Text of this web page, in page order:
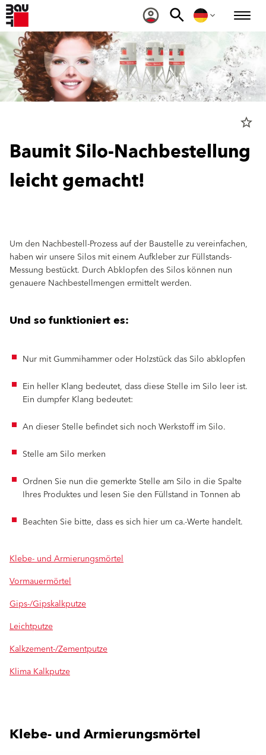
star_border
Baumit Silo-Nachbestellung
leicht gemacht!
Um den Nachbestell-Prozess auf der Baustelle zu vereinfachen,
haben wir unsere Silos mit einem Aufkleber zur Füllstands-
Messung bestückt. Durch Abklopfen des Silos können nun
genauere Nachbestellmengen ermittelt werden.
Und so funktioniert es:
Nur mit Gummihammer oder Holzstück das Silo abklopfen
Ein heller Klang bedeutet, dass diese Stelle im Silo leer ist.
Ein dumpfer Klang bedeutet:
An dieser Stelle befindet sich noch Werkstoff im Silo.
Stelle am Silo merken
Ordnen Sie nun die gemerkte Stelle am Silo in die Spalte
Ihres Produktes und lesen Sie den Füllstand in Tonnen ab
Beachten Sie bitte, dass es sich hier um ca.-Werte handelt.
Klebe- und Armierungsmörtel
Vormauermörtel
Gips-/Gipskalkputze
Leichtputze
Kalkzement-/Zementputze
Klima Kalkputze
Klebe- und Armierungsmörtel